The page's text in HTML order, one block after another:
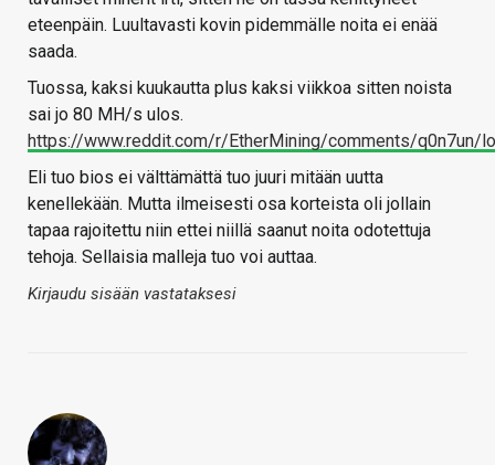
eteenpäin. Luultavasti kovin pidemmälle noita ei enää
saada.
Tuossa, kaksi kuukautta plus kaksi viikkoa sitten noista
sai jo 80 MH/s ulos.
https://www.reddit.com/r/EtherMining/comments/q0n7un/
Eli tuo bios ei välttämättä tuo juuri mitään uutta
kenellekään. Mutta ilmeisesti osa korteista oli jollain
tapaa rajoitettu niin ettei niillä saanut noita odotettuja
tehoja. Sellaisia malleja tuo voi auttaa.
Kirjaudu sisään vastataksesi